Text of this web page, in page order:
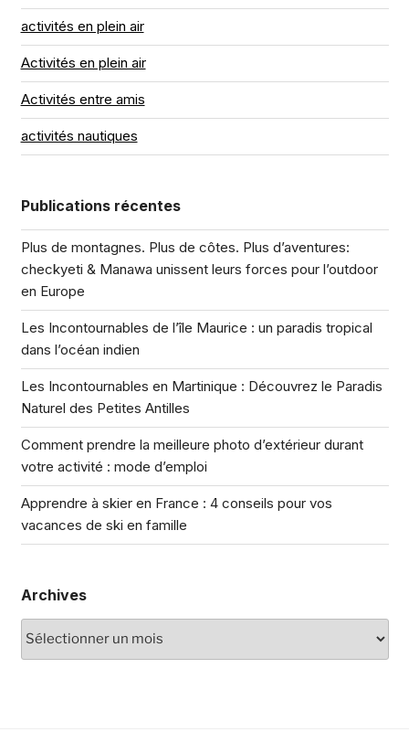
activités en plein air
Activités en plein air
Activités entre amis
activités nautiques
Publications récentes
Plus de montagnes. Plus de côtes. Plus d’aventures:
checkyeti & Manawa unissent leurs forces pour l’outdoor
en Europe
Les Incontournables de l’île Maurice : un paradis tropical
dans l’océan indien
Les Incontournables en Martinique : Découvrez le Paradis
Naturel des Petites Antilles
Comment prendre la meilleure photo d’extérieur durant
votre activité : mode d’emploi
Apprendre à skier en France : 4 conseils pour vos
vacances de ski en famille
Archives
Archives